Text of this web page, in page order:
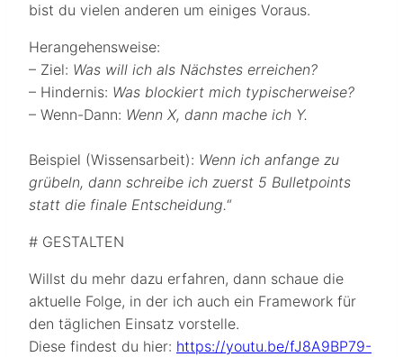
bist du vielen anderen um einiges Voraus.
Herangehensweise:
– Ziel: Was will ich als Nächstes erreichen?
– Hindernis: Was blockiert mich typischerweise?
– Wenn-Dann: Wenn X, dann mache ich Y.
Beispiel (Wissensarbeit): Wenn ich anfange zu
grübeln, dann schreibe ich zuerst 5 Bulletpoints
statt die finale Entscheidung.“
# GESTALTEN
Willst du mehr dazu erfahren, dann schaue die
aktuelle Folge, in der ich auch ein Framework für
den täglichen Einsatz vorstelle.
Diese findest du hier: https://youtu.be/fJ8A9BP79-